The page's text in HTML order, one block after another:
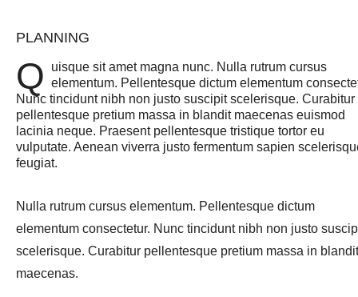
PLANNING
Q
uisque sit amet magna nunc. Nulla rutrum cursus
elementum. Pellentesque dictum elementum
Nunc tincidunt nibh non justo suscipit scelerisque. Curabitur
pellentesque pretium massa in blandit maecenas euismod
lacinia neque. Praesent pellentesque tristique tortor eu
vulputate. Aenean viverra justo fermentum sapien
feugiat.
Nulla rutrum cursus elementum. Pellentesque dictum
elementum consectetur. Nunc tincidunt nibh non justo
scelerisque. Curabitur pellentesque pretium massa in blandit
maecenas.